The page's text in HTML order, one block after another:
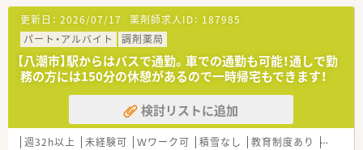
【募集背景と求める人物像について】
■今回は、より一層のサービス向上を目指すための欠員補充とし
て薬剤師を募集しております。
■在宅医療にも積極的に取り組んでいるため、在宅業務の経験を
積んでいきたい方を歓迎します。
■外来業務だけでなく、健康相談などを通じて患者様に幅広く貢
献したいという意欲のある方。
【勤務実態について】
■薬剤師1人あたりの処方箋枚数を約30枚から40枚に調整し、残
更新日： 2026/07/17 薬剤師求人ID： 187985
パート・アルバイト
調剤薬局
【八潮市】駅からはバスで通勤。車での通勤も可能！通しで勤
務の方には150分の休憩があるので一時帰宅もできます！
検討リストに追加
週32h以上 未経験可 Ｗワーク可 積雪なし 教育制度あり シフト